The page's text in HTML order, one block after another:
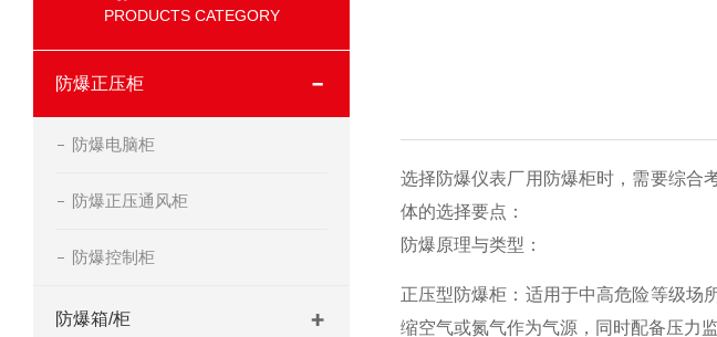
PRODUCTS CATEGORY
防爆正压柜
防爆电脑柜
防爆正压通风柜
防爆控制柜
防爆箱/柜
选择防爆仪表厂用防爆柜时，需要综合
体的选择要点：
防爆原理与类型 ：
正压型防爆柜 ：适用于中高危险等级场
缩空气或氮气作为气源，同时配备压力